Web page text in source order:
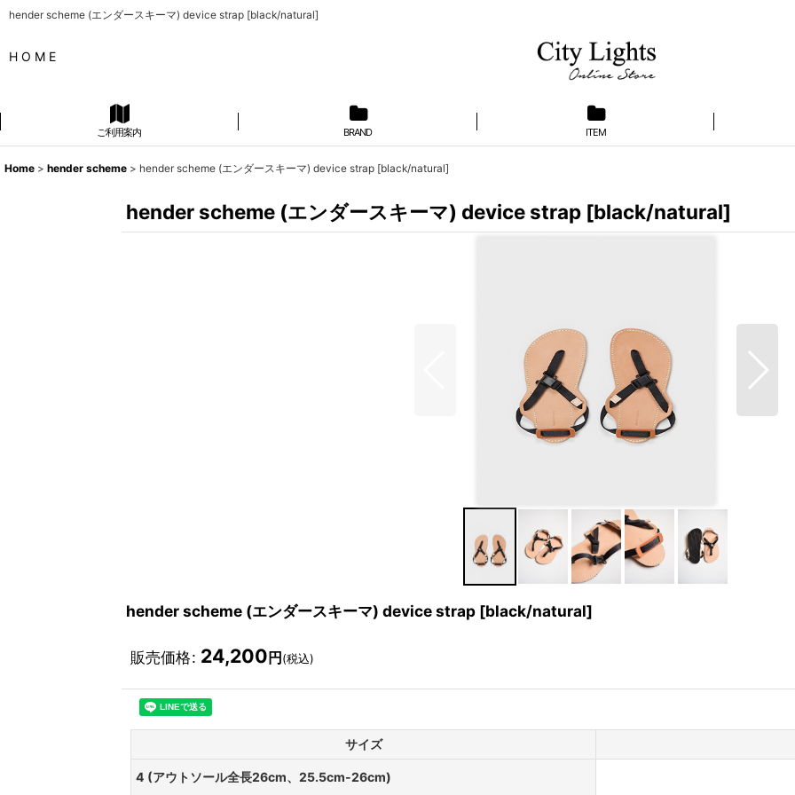
hender scheme (エンダースキーマ) device strap [black/natural]
H O M E
ご利用案内 BRAND ITEM
Home > hender scheme > hender scheme (エンダースキーマ) device strap [black/natural]
hender scheme (エンダースキーマ) device strap [black/natural]
hender scheme (エンダースキーマ) device strap [black/natural]
販売価格: 24,200 円 (税込)
サイズ
4 (アウトソール全長26cm、25.5cm-26cm)